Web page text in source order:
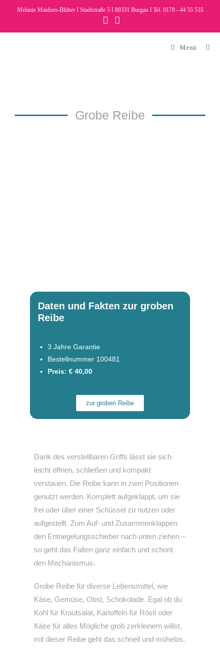
Melanie Maidorn-Blüher I Stadtstraße 5 I 89331 Burgau I Tel. 0170 - 44 55 535
Menü
Grobe Reibe
Daten und Fakten zur groben
Reibe
3 Jahre Garantie
Bestellnummer 100481
Preis: € 40,00
zur groben Reibe
Dank des verstellbaren Griffs lässt sie sich
leicht öffnen, schließen und kompakt
verstauen. Die Reibe kann in zwei Positionen
genutzt werden. Komplett aufgeklappt, um sie
frei oder über einer Schüssel zu nutzen oder
aufgestellt. Zum Auf- und Zusammenklappen
den Entriegelungsschieber nach unten ziehen –
so geht das Falten ganz einfach und schont
den Mechanismus.
Grobe Reibe für diverse Lebensmittel, wie
Käse, Gemüse, Obst, Schokolade. Egal ob du
Kohl für Krautsalat, Kartoffeln für Rösti oder
Käse für alles Mögliche grob zerkleinern willst,
mit dieser Reibe geht das schnell und mühelos.